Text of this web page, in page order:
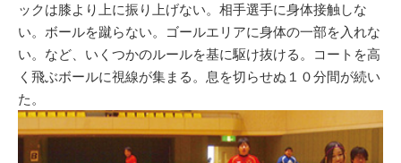
ックは膝より上に振り上げない。相手選手に身体接触しな
い。ボールを蹴らない。ゴールエリアに身体の一部を入れな
い。など、いくつかのルールを基に駆け抜ける。コートを高
く飛ぶボールに視線が集まる。息を切らせぬ１０分間が続い
た。